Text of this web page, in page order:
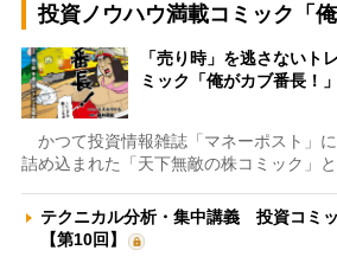
投資ノウハウ満載コミック「俺
「売り時」を逃さない
ミック「俺がカブ番長！
かつて投資情報雑誌「マネーポスト」
詰め込まれた「天下無敵の株コミック」
テクニカル分析・集中講義 投資コミッ
【第10回】